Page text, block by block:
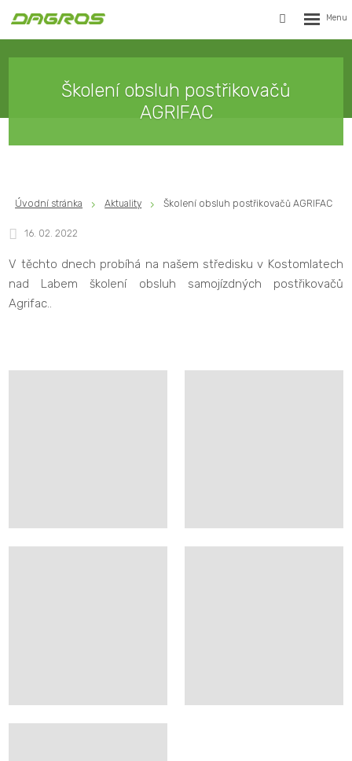
Vyhledávání
Školení obsluh postřikovačů
AGRIFAC
Úvodní stránka Aktuality Školení obsluh postřikovačů AGRIFAC
16. 02. 2022
V těchto dnech probíhá na našem středisku v Kostomlatech
nad Labem školení obsluh samojízdných postřikovačů
Agrifac..